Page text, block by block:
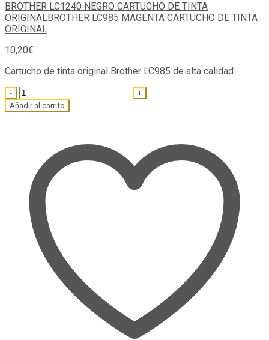
BROTHER LC1240 NEGRO CARTUCHO DE TINTA
ORIGINALBROTHER LC985 MAGENTA CARTUCHO DE TINTA
ORIGINAL
10,20€
Cartucho de tinta original Brother LC985 de alta calidad.
Quantity
Añadir al carrito